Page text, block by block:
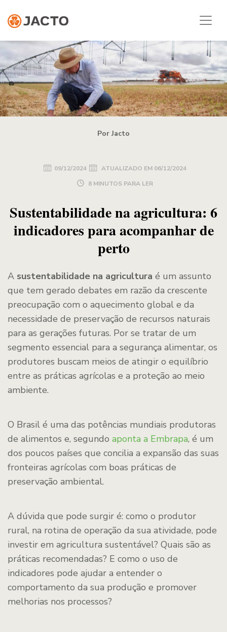
Por Jacto
09/12/2024 ATUALIZADO EM 06/12/2024
8 MINUTOS PARA LER
Sustentabilidade na agricultura: 6
indicadores para acompanhar de
perto
A sustentabilidade na agricultura é um assunto
que tem gerado debates em razão da crescente
preocupação com o aquecimento global e da
necessidade de preservação de recursos naturais
para as gerações futuras. Por se tratar de um
segmento essencial para a segurança alimentar, os
produtores buscam meios de atingir o equilíbrio
entre as práticas agrícolas e a proteção ao meio
ambiente.
O Brasil é uma das potências mundiais produtoras
de alimentos e, segundo aponta a Embrapa, é um
dos poucos países que concilia a expansão das suas
fronteiras agrícolas com boas práticas de
preservação ambiental.
A dúvida que pode surgir é: como o produtor
rural, na rotina de operação da sua atividade, pode
investir em agricultura sustentável? Quais são as
práticas recomendadas? E como o uso de
indicadores pode ajudar a entender o
comportamento da sua produção e promover
melhorias nos processos?